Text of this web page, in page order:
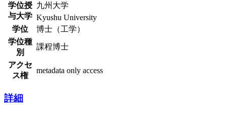
学位授
与大学
九州大学
Kyushu University
学位
博士（工学）
学位種
別
課程博士
アクセ
ス権
metadata only access
詳細